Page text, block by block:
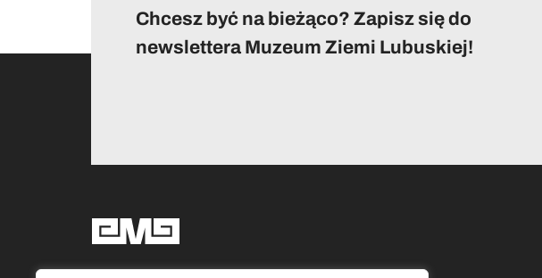
Chcesz być na bieżąco? Zapisz się do
newslettera Muzeum Ziemi Lubuskiej!